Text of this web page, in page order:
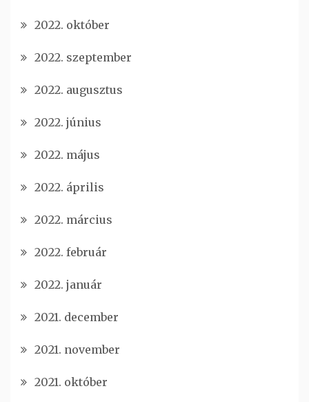
2022. október
2022. szeptember
2022. augusztus
2022. június
2022. május
2022. április
2022. március
2022. február
2022. január
2021. december
2021. november
2021. október